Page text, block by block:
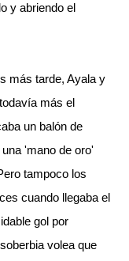
y abriendo el
más tarde, Ayala y
más el
un balón de
'mano de oro'
tampoco los
cuando llegaba el
gol por
volea que